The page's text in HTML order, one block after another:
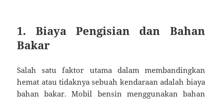
1. Biaya Pengisian dan Bahan
Bakar
Salah satu faktor utama dalam membandingkan
hemat atau tidaknya sebuah kendaraan adalah biaya
bahan bakar. Mobil bensin menggunakan bahan